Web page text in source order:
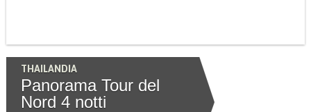
THAILANDIA
Panorama Tour del
Nord 4 notti